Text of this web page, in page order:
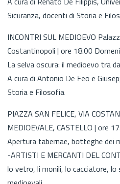
Sicuranza, docenti di Storia e
INCONTRI SUL MEDIOEVO
Costantinopoli | ore 18.00
La selva oscura: il medioevo tra
A cura di Antonio De Feo e
Storia e Filosofia.
PIAZZA SAN FELICE, VIA
MEDIOEVALE, CASTELLO | ore
Apertura tabernae, botteghe dei
-ARTISTI E MERCANTI DEL
lo vetro, li monili, lo cacciatore, lo